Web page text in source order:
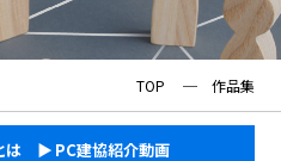
TOP ─ 作品集
は
PC建協紹介動画